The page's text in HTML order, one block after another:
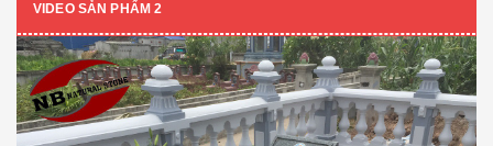
VIDEO SẢN PHẨM 2